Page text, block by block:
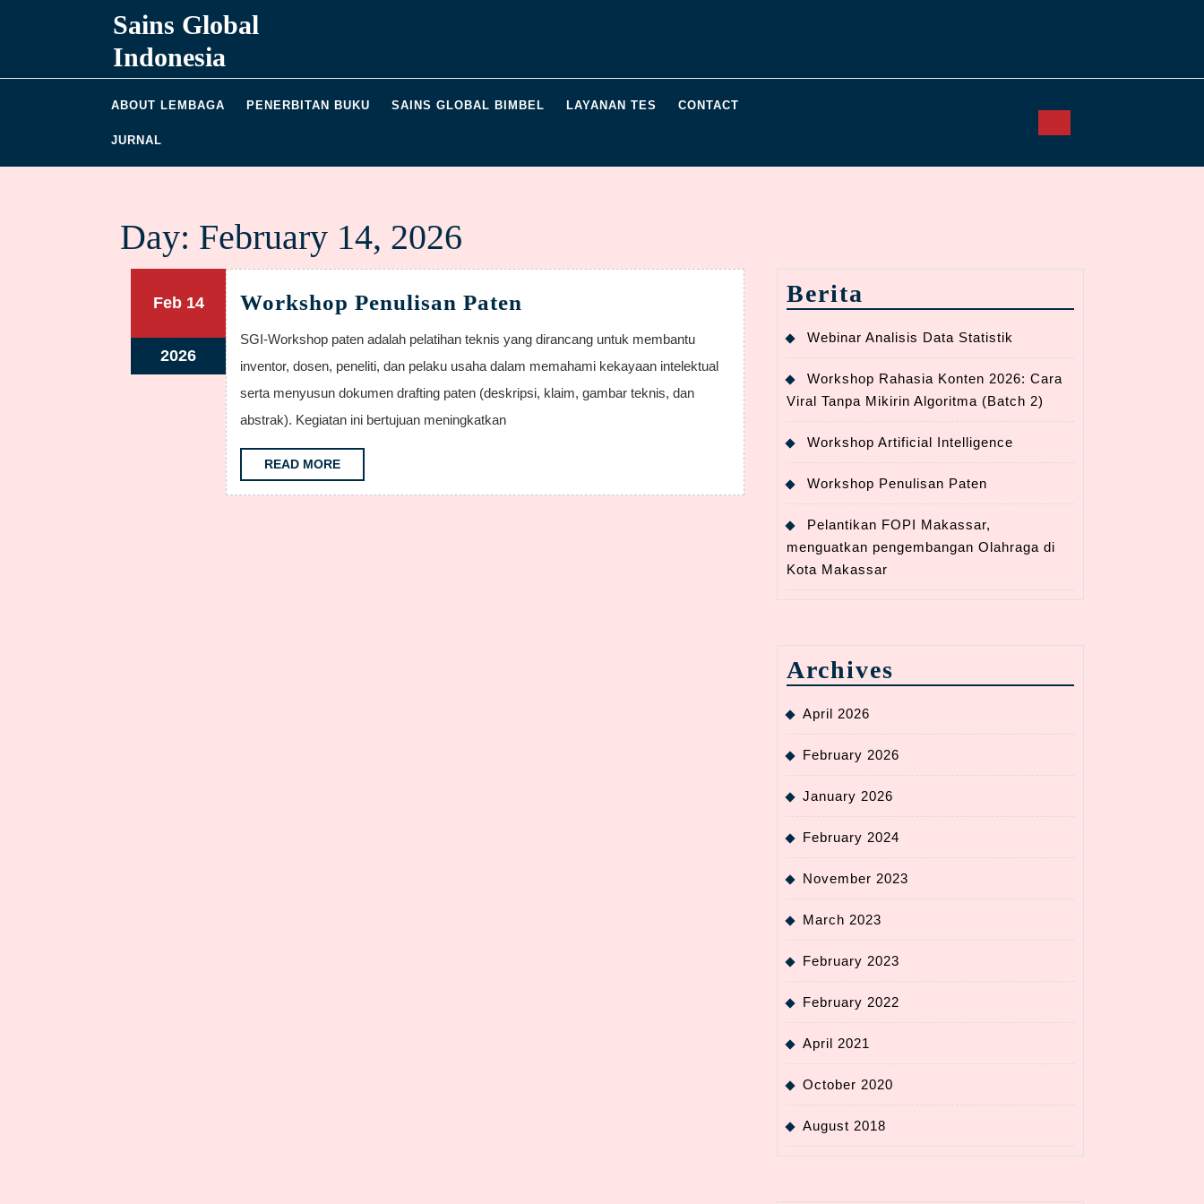
Sains Global
Indonesia
ABOUT LEMBAGA PENERBITAN BUKU SAINS GLOBAL BIMBEL LAYANAN TES CONTACT
JURNAL
Day: February 14, 2026
FebFebruary
2026
14February
2026
2026February
14,
2026
Workshop Penulisan Paten
Paten
SGI-Workshop paten adalah pelatihan teknis yang dirancang untuk membantu
inventor, dosen, peneliti, dan pelaku usaha dalam memahami kekayaan intelektual
serta menyusun dokumen drafting paten (deskripsi, klaim, gambar teknis, dan
abstrak). Kegiatan ini bertujuan meningkatkan
READ MOREREAD
MORE
Berita
Webinar Analisis Data Statistik
Workshop Rahasia Konten 2026: Cara
Viral Tanpa Mikirin Algoritma (Batch 2)
Workshop Artificial Intelligence
Workshop Penulisan Paten
Pelantikan FOPI Makassar,
menguatkan pengembangan Olahraga di
Kota Makassar
Archives
April 2026
February 2026
January 2026
February 2024
November 2023
March 2023
February 2023
February 2022
April 2021
October 2020
August 2018